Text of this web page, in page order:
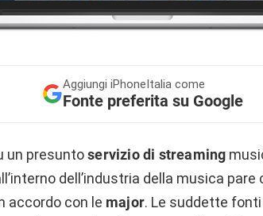
Aggiungi iPhoneItalia come
Fonte preferita su Google
un presuntoservizio di streaming
dell’industria della musica pare
accordo con le major. Le suddette